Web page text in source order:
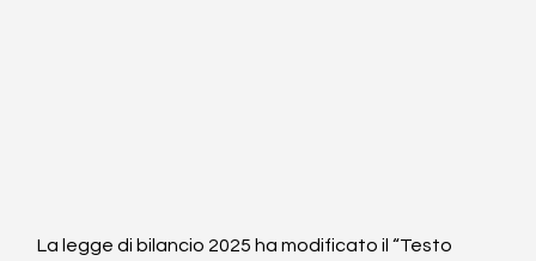
La legge di bilancio 2025 ha modificato il “Testo